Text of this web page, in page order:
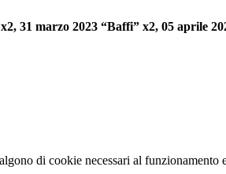
31 marzo 2023 “Baffi” x2, 05 aprile
di cookie necessari al